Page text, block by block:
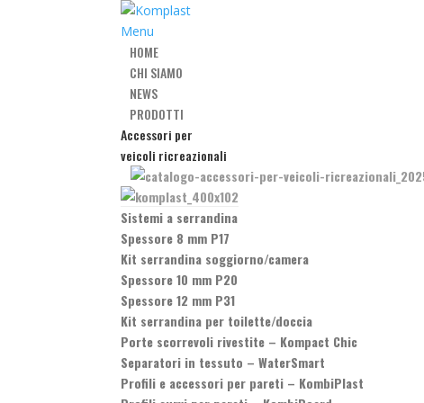
Menu
HOME
CHI SIAMO
NEWS
PRODOTTI
Accessori per
veicoli ricreazionali
Sistemi a serrandina
Spessore 8 mm P17
Kit serrandina soggiorno/camera
Spessore 10 mm P20
Spessore 12 mm P31
Kit serrandina per toilette/doccia
Porte scorrevoli rivestite – Kompact Chic
Separatori in tessuto –WaterSmart
Profili e accessori per pareti – KombiPlast